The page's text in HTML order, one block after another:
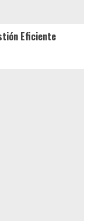
Eficiente